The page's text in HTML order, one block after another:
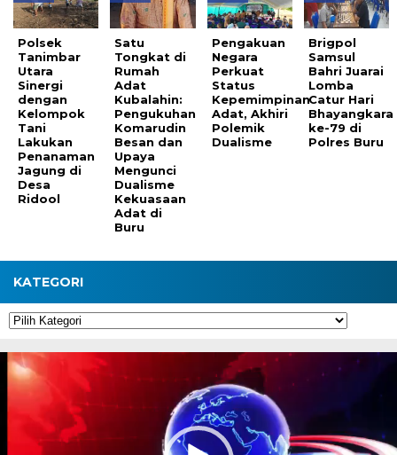
Polsek
Tanimbar
Utara
Sinergi
dengan
Kelompok
Tani
Lakukan
Penanaman
Jagung di
Desa
Ridool
Satu
Tongkat di
Rumah
Adat
Kubalahin:
Pengukuhan
Komarudin
Besan dan
Upaya
Mengunci
Dualisme
Kekuasaan
Adat di
Buru
Pengakuan
Negara
Perkuat
Status
Kepemimpinan
Adat, Akhiri
Polemik
Dualisme
Brigpol
Samsul
Bahri Juarai
Lomba
Catur Hari
Bhayangkara
ke-79 di
Polres Buru
KATEGORI
Kategori
Pemutar
Video